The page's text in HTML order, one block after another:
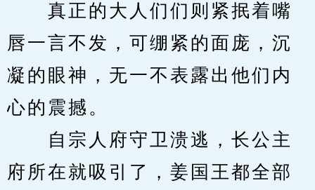
真正的大人们们则紧抿着嘴
唇一言不发，可绷紧的面庞，沉
凝的眼神，无一不表露出他们内
心的震撼。
自宗人府守卫溃逃，长公主
府所在就吸引了，姜国王都全部